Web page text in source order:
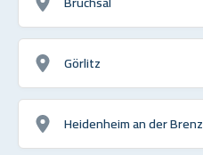
Görlitz
Heidenheim an der Brenz